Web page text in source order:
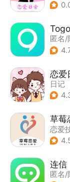
匿名/
恋爱
日记
草莓
恋爱
连信
匿名/